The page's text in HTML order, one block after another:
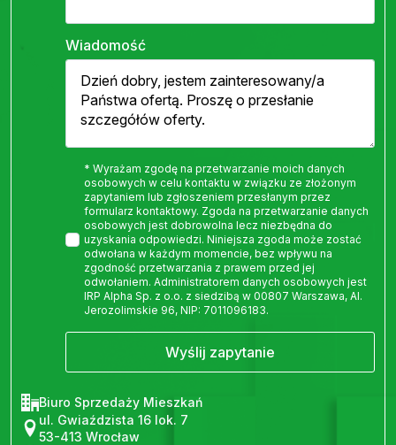
Wiadomość
* Wyrażam zgodę na przetwarzanie moich danych
osobowych w celu kontaktu w związku ze złożonym
zapytaniem lub zgłoszeniem przesłanym przez
formularz kontaktowy. Zgoda na przetwarzanie danych
osobowych jest dobrowolna lecz niezbędna do
uzyskania odpowiedzi. Niniejsza zgoda może zostać
odwołana w każdym momencie, bez wpływu na
zgodność przetwarzania z prawem przed jej
odwołaniem. Administratorem danych osobowych jest
IRP Alpha Sp. z o.o. z siedzibą w 00807 Warszawa, Al.
Jerozolimskie 96, NIP: 7011096183.
Wyślij zapytanie
Biuro Sprzedaży Mieszkań
ul. Gwiaździsta 16 lok. 7
53-413 Wrocław